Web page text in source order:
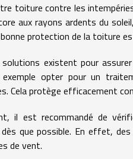
toiture contre les
aux rayons ardents du
bonne protection de la toiture
existent pour
exemple opter pour un
Cela protège efficacement
il est recommandé de
dès que possible. En effet,
de vent.